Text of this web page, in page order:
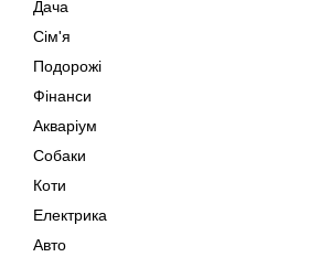
Дача
Сім'я
Подорожі
Фінанси
Акваріум
Собаки
Коти
Електрика
Авто